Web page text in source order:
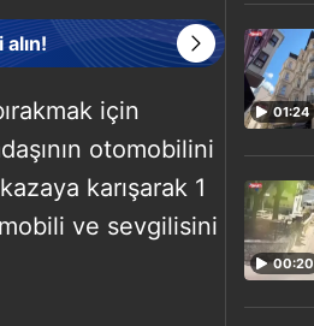
için
otomobilini
karışarak 1
ve sevgilisini
01:24
00:20